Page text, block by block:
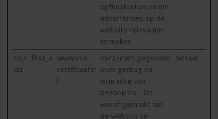
optimaliseren en om
advertenties op de
website relevanter
te maken.
sbjs_first_a
dd
www.vca-
certificaat.n
l
Verzamelt gegevens
over gedrag en
interactie van
bezoekers - Dit
wordt gebruikt om
de website te
Sessie